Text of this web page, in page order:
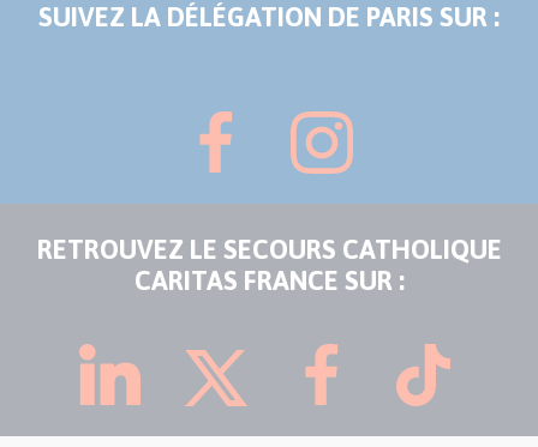
SUIVEZ LA DÉLÉGATION DE PARIS SUR :
RETROUVEZ LE SECOURS CATHOLIQUE
CARITAS FRANCE SUR :